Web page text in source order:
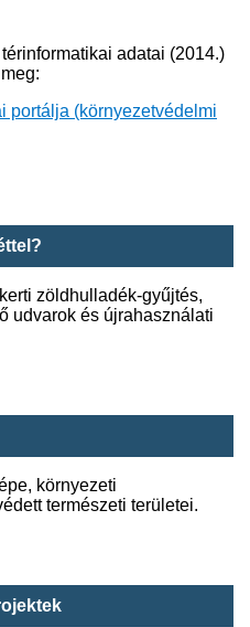
adatai (2014.)
portálja (környezetvédelmi
zöldhulladék-gyűjtés,
udvarok és újrahasználati
környezeti
természeti területei.